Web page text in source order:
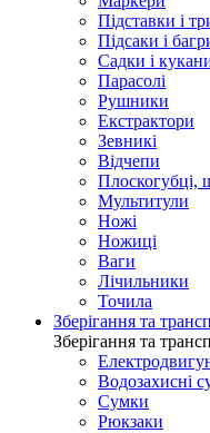
Підставки і
Підсаки і
Садки і
Парасолі
Рушники
Екстрактори
Зевникі
Відчепи
Плоскогубці,
Мультитули
Ножі
Ножиці
Ваги
Лічильники
Точила
Зберігання та
Зберігання та
Водозахисні
Сумки
Рюкзаки